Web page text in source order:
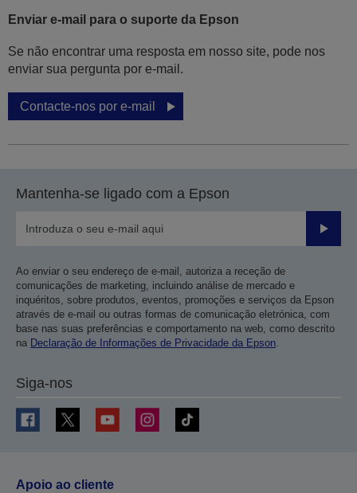
Enviar e-mail para o suporte da Epson
Se não encontrar uma resposta em nosso site, pode nos
enviar sua pergunta por e-mail.
Contacte-nos por e-mail
Mantenha-se ligado com a Epson
Enviar
Ao enviar o seu endereço de e-mail, autoriza a receção de
comunicações de marketing, incluindo análise de mercado e
inquéritos, sobre produtos, eventos, promoções e serviços da Epson
através de e-mail ou outras formas de comunicação eletrónica, com
base nas suas preferências e comportamento na web, como descrito
na Declaração de Informações de Privacidade da Epson.
Siga-nos
Apoio ao cliente